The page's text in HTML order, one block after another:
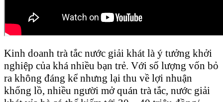
Kinh doanh trà tắc nước giải khát là ý tưởng khởi
nghiệp của khá nhiều bạn trẻ. Với số lượng vốn bỏ
ra không đáng kể nhưng lại thu về lợi nhuận
khổng lồ, nhiều người mở quán trà tắc, nước giải